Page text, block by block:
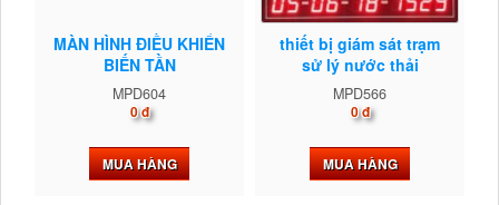
MÀN HÌNH ĐIỀU KHIỂN
BIẾN TẦN
MPD604
0 đ
MUA HÀNG
thiết bị giám sát trạm
sử lý nước thải
MPD566
0 đ
MUA HÀNG